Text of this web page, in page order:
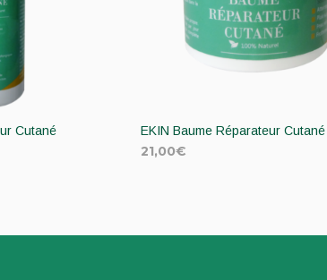
Cutané EKIN Baume Réparateur Cutané
21,00€